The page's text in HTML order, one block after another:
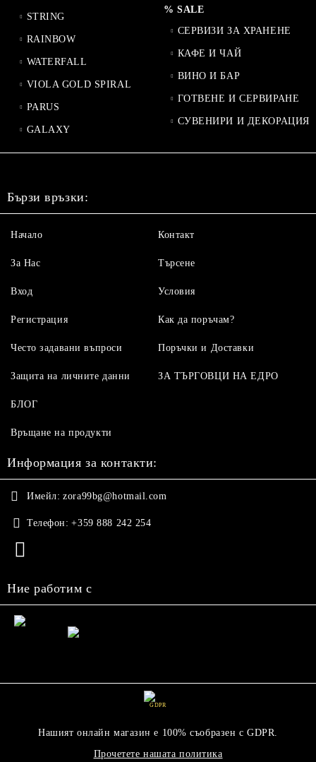
STRING
RAINBOW
WATERFALL
VIOLA GOLD SPIRAL
PARUS
GALAXY
% SALE
СЕРВИЗИ ЗА ХРАНЕНЕ
КАФЕ И ЧАЙ
ВИНО И БАР
ГОТВЕНЕ И СЕРВИРАНЕ
СУВЕНИРИ И ДЕКОРАЦИЯ
Бързи връзки:
Начало
За Нас
Вход
Регистрация
Контакт
Търсене
Условия
Как да поръчам?
Често задавани въпроси
Защита на личните данни
БЛОГ
Връщане на продукти
Поръчки и Доставки
ЗА ТЪРГОВЦИ НА ЕДРО
Информация за контакти:
Имейл: zora99bg@hotmail.com
Телефон: +359 888 242 254
Ние работим с
GDPR
Нашият онлайн магазин е 100% съобразен с GDPR.
Прочетете нашата политика